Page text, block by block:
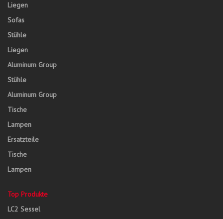
Liegen
Sofas
Stühle
Liegen
Aluminum Group
Stühle
Aluminum Group
Tische
Lampen
Ersatzteile
Tische
Lampen
Top Produkte
LC2 Sessel